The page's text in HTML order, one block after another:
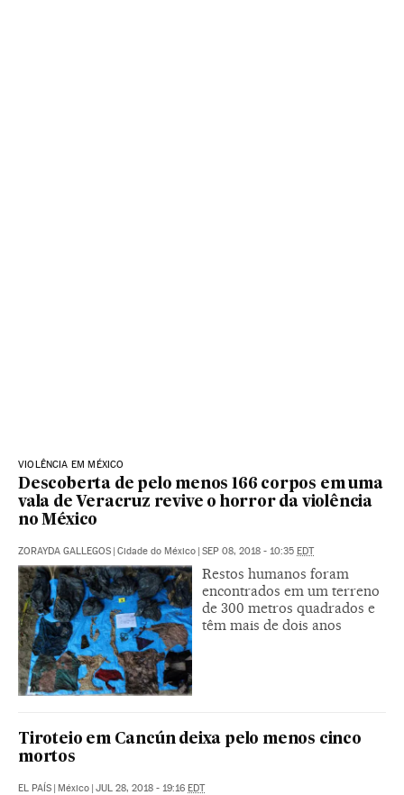
VIOLÊNCIA EM MÉXICO
Descoberta de pelo menos 166 corpos em uma
vala de Veracruz revive o horror da violência
no México
ZORAYDA GALLEGOS | Cidade do México | SEP 08, 2018 - 10:35 EDT
Restos humanos foram
encontrados em um terreno
de 300 metros quadrados e
têm mais de dois anos
Tiroteio em Cancún deixa pelo menos cinco
mortos
EL PAÍS | México | JUL 28, 2018 - 19:16 EDT